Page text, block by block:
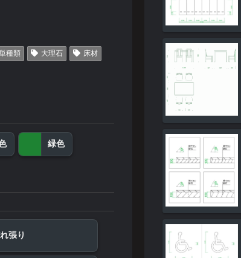
種類 大理石
床材
緑色
張り